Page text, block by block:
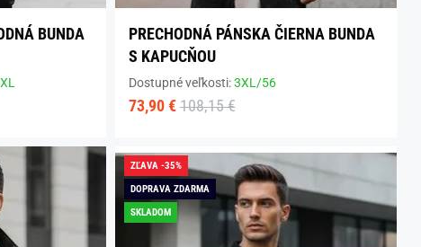
BUNDA
PRECHODNÁ PÁNSKA ČIERNA BUNDA
S KAPUCŇOU
Dostupné veľkosti:3XL/56
73,90 € 108,15 €
ZĽAVA -35%
DOPRAVA ZDARMA
SKLADOM